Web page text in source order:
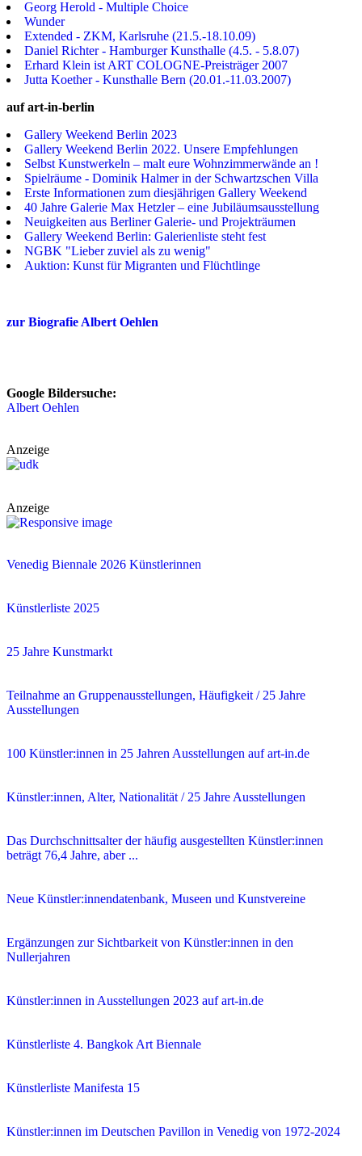
Georg Herold - Multiple Choice
Wunder
Extended - ZKM, Karlsruhe (21.5.-18.10.09)
Daniel Richter - Hamburger Kunsthalle (4.5. - 5.8.07)
Erhard Klein ist ART COLOGNE-Preisträger 2007
Jutta Koether - Kunsthalle Bern (20.01.-11.03.2007)
auf art-in-berlin
Gallery Weekend Berlin 2023
Gallery Weekend Berlin 2022. Unsere Empfehlungen
Selbst Kunstwerkeln – malt eure Wohnzimmerwände an !
Spielräume - Dominik Halmer in der Schwartzschen Villa
Erste Informationen zum diesjährigen Gallery Weekend
40 Jahre Galerie Max Hetzler – eine Jubiläumsausstellung
Neuigkeiten aus Berliner Galerie- und Projekträumen
Gallery Weekend Berlin: Galerienliste steht fest
NGBK "Lieber zuviel als zu wenig"
Auktion: Kunst für Migranten und Flüchtlinge
zur Biografie Albert Oehlen
Google Bildersuche:
Albert Oehlen
Anzeige
Anzeige
Venedig Biennale 2026 Künstlerinnen
Künstlerliste 2025
25 Jahre Kunstmarkt
Teilnahme an Gruppenausstellungen, Häufigkeit / 25 Jahre
Ausstellungen
100 Künstler:innen in 25 Jahren Ausstellungen auf art-in.de
Künstler:innen, Alter, Nationalität / 25 Jahre Ausstellungen
Das Durchschnittsalter der häufig ausgestellten Künstler:innen
beträgt 76,4 Jahre, aber ...
Neue Künstler:innendatenbank, Museen und Kunstvereine
Ergänzungen zur Sichtbarkeit von Künstler:innen in den
Nullerjahren
Künstler:innen in Ausstellungen 2023 auf art-in.de
Künstlerliste 4. Bangkok Art Biennale
Künstlerliste Manifesta 15
Künstler:innen im Deutschen Pavillon in Venedig von 1972-2024